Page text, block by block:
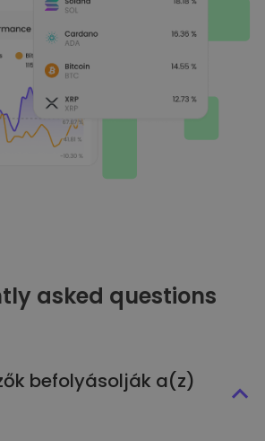
asked questions
befolyásolják a(z)